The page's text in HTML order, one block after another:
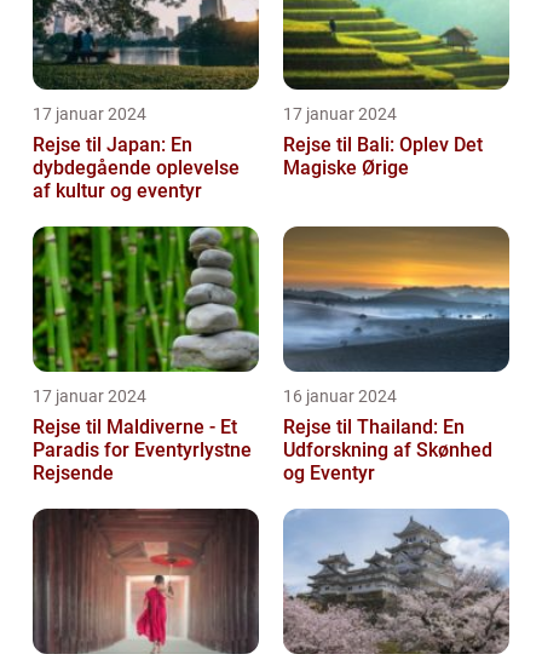
17 januar 2024
Rejse til Japan: En
dybdegående oplevelse
af kultur og eventyr
17 januar 2024
Rejse til Bali: Oplev Det
Magiske Ørige
17 januar 2024
Rejse til Maldiverne - Et
Paradis for Eventyrlystne
Rejsende
16 januar 2024
Rejse til Thailand: En
Udforskning af Skønhed
og Eventyr